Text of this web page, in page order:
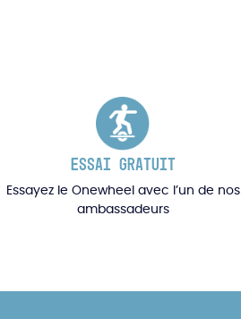
ESSAI GRATUIT
Essayez le Onewheel avec l’un de nos
ambassadeurs